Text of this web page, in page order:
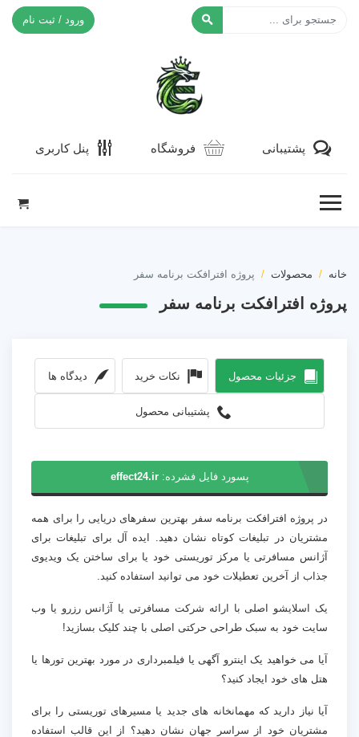
ورود / ثبت نام
پشتیبانی فروشگاه پنل کاربری
خانه محصولات پروژه افترافکت برنامه سفر
پروژه افترافکت برنامه سفر
جزئیات محصول نکات خرید دیدگاه ها
پشتیبانی محصول
پسورد فایل فشرده:effect24.ir
در پروژه افترافکت برنامه سفر بهترین سفرهای دریایی را برای همه
مشتریان در تبلیغات کوتاه نشان دهید. ایده آل برای تبلیغات برای
آژانس مسافرتی یا مرکز توریستی خود یا برای ساختن یک ویدیوی
جذاب از آخرین تعطیلات خود می توانید استفاده کنید.
یک اسلایشو اصلی با ارائه شرکت مسافرتی یا آژانس رزرو یا وب
سایت خود به سبک طراحی حرکتی اصلی با چند کلیک بسازید!
آیا می خواهید یک اینترو آگهی یا فیلمبرداری در مورد بهترین تورها یا
هتل های خود ایجاد کنید؟
آیا نیاز دارید که مهمانخانه های جدید یا مسیرهای توریستی را برای
مشتریان خود از سراسر جهان نشان دهید؟ از این قالب استفاده